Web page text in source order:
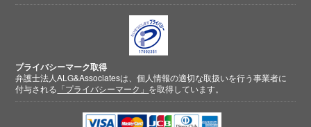
プライバシーマーク取得
弁護士法人ALG&Associatesは、個人情報の適切な取扱いを行う事業者に
付与される 「プライバシーマーク」 を取得しています。